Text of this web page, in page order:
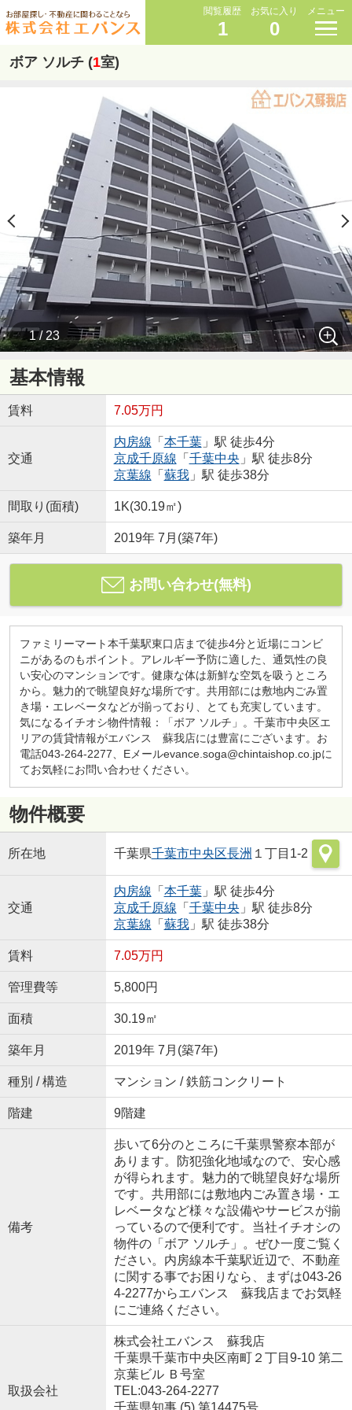
閲覧履歴
1
お気に入り
0
メニュー
ボア ソルチ (1室)
1 / 23
基本情報
賃料 7.05万円
交通
内房線 「 本千葉」駅 徒歩4分
京成千原線 「 千葉中央 」駅 徒歩8分
京葉線 「 蘇我」駅 徒歩38分
間取り(面積) 1K(30.19㎡)
築年月 2019年 7月(築7年)
お問い合わせ(無料)
ファミリーマート本千葉駅東口店まで徒歩4分と近場にコンビ
ニがあるのもポイント。アレルギー予防に適した、通気性の良
い安心のマンションです。健康な体は新鮮な空気を吸うところ
から。魅力的で眺望良好な場所です。共用部には敷地内ごみ置
き場・エレベータなどが揃っており、とても充実しています。
気になるイチオシ物件情報：「ボア ソルチ」。千葉市中央区エ
リアの賃貸情報がエバンス 蘇我店には豊富にございます。お
電話043-264-2277、Eメールevance.soga@chintaishop.co.jpに
てお気軽にお問い合わせください。
物件概要
所在地 千葉県千葉市中央区長洲 １丁目1-2
交通
内房線 「 本千葉」駅 徒歩4分
京成千原線 「 千葉中央 」駅 徒歩8分
京葉線 「 蘇我」駅 徒歩38分
賃料 7.05万円
管理費等 5,800円
面積 30.19㎡
築年月 2019年 7月(築7年)
種別 / 構造 マンション / 鉄筋コンクリート
階建 9階建
備考
歩いて6分のところに千葉県警察本部が
あります。防犯強化地域なので、安心感
が得られます。魅力的で眺望良好な場所
です。共用部には敷地内ごみ置き場・エ
レベータなど様々な設備やサービスが揃
っているので便利です。当社イチオシの
物件の「ボア ソルチ」。ぜひ一度ご覧く
ださい。内房線本千葉駅近辺で、不動産
に関する事でお困りなら、まずは043-26
4-2277からエバンス 蘇我店までお気軽
にご連絡ください。
取扱会社
株式会社エバンス 蘇我店
千葉県千葉市中央区南町２丁目9-10 第二
京葉ビル Ｂ号室
TEL:043-264-2277
千葉県知事 (5) 第14475号